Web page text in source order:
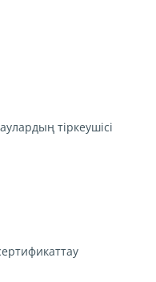
тіркеушісі